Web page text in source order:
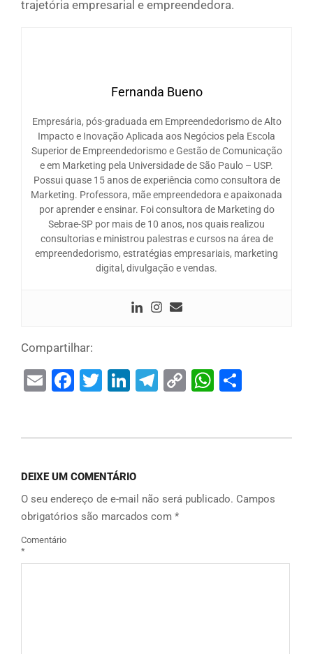
trajetória empresarial e empreendedora.
Fernanda Bueno
Empresária, pós-graduada em Empreendedorismo de Alto
Impacto e Inovação Aplicada aos Negócios pela Escola
Superior de Empreendedorismo e Gestão de Comunicação
e em Marketing pela Universidade de São Paulo – USP.
Possui quase 15 anos de experiência como consultora de
Marketing. Professora, mãe empreendedora e apaixonada
por aprender e ensinar. Foi consultora de Marketing do
Sebrae-SP por mais de 10 anos, nos quais realizou
consultorias e ministrou palestras e cursos na área de
empreendedorismo, estratégias empresariais, marketing
digital, divulgação e vendas.
Compartilhar:
EmailFacebook
Twitter
LinkedIn
Telegram
Copy
DEIXE UM COMENTÁRIO
O seu endereço de e-mail não será publicado. Campos
obrigatórios são marcados com *
Comentário
*